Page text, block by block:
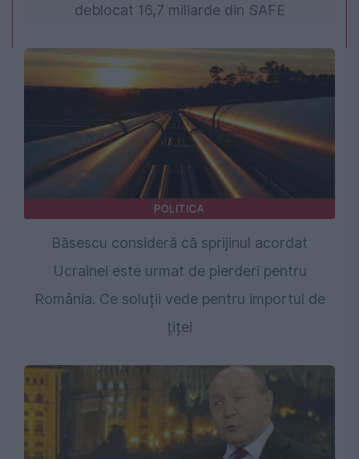
deblocat 16,7 miliarde din SAFE
POLITICA
Băsescu consideră că sprijinul acordat
Ucrainei este urmat de pierderi pentru
România. Ce soluții vede pentru importul de
țiței